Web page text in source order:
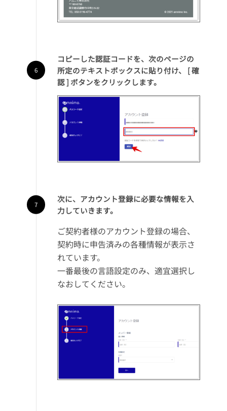
コピーした認証コードを、次のページの
所定のテキストボックスに貼り付け、 [ 確
認 ] ボタンをクリックします。
次に、アカウント登録に必要な情報を入
力していきます。
ご契約者様のアカウント登録の場合、
契約時に申告済みの各種情報が表示さ
れています。
一番最後の言語設定のみ、適宜選択し
なおしてください。